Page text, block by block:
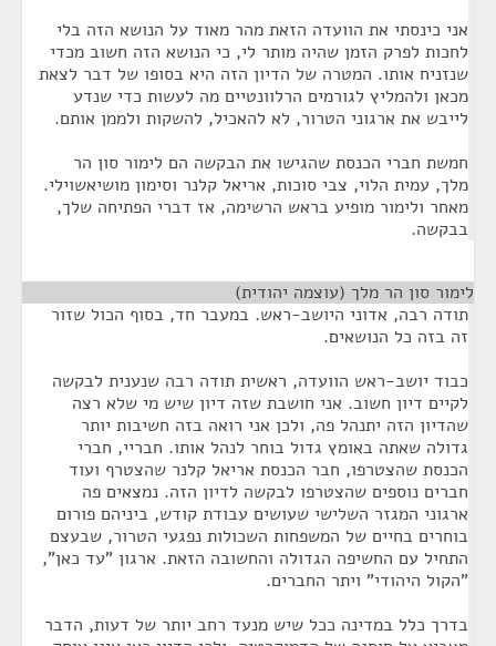
אני כינסתי את הוועדה הזאת מהר מאוד על הנושא הזה בלי
לחכות לפרק הזמן שהיה מותר לי, כי הנושא הזה חשוב מכדי
שנזניח אותו. המטרה של הדיון הזה היא בסופו של דבר לצאת
מכאן ולהמליץ לגורמים הרלוונטיים מה לעשות כדי שנדע
לייבש את ארגוני הטרור, לא להאכיל, להשקות ולממן אותם.
חמשת חברי הכנסת שהגישו את הבקשה הם לימור סון הר
מלך, עמית הלוי, צבי סוכות, אריאל קלנר וסימון מושיאשוילי.
מאחר ולימור מופיע בראש הרשימה, אז דברי הפתיחה שלך,
בבקשה.
לימור סון הר מלך (עוצמה יהודית)
תודה רבה, אדוני היושב-ראש. במעבר חד, בסוף הכול שזור
זה בזה כל הנושאים.
כבוד יושב-ראש הוועדה, ראשית תודה רבה שנענית לבקשה
לקיים דיון חשוב. אני חושבת שזה דיון שיש מי שלא רצה
שהדיון הזה יתנהל פה, ולכן אני רואה בזה חשיבות יותר
גדולה שאתה באומץ גדול בוחר לנהל אותו. חבריי, חברי
הכנסת שהצטרפו, חבר הכנסת אריאל קלנר שהצטרף ועוד
חברים נוספים שהצטרפו לבקשה לדיון הזה. נמצאים פה
ארגוני המגזר השלישי שעושים עבודת קודש, ביניהם פורום
בוחרים בחיים של המשפחות השכולות נפגעי הטרור, שבעצם
התחיל עם החשיפה הגדולה והחשובה הזאת. ארגון "עד כאן",
"הקול היהודי" ויתר החברים.
בדרך כלל במדינה ככל שיש מנעד רחב יותר של דעות, הדבר